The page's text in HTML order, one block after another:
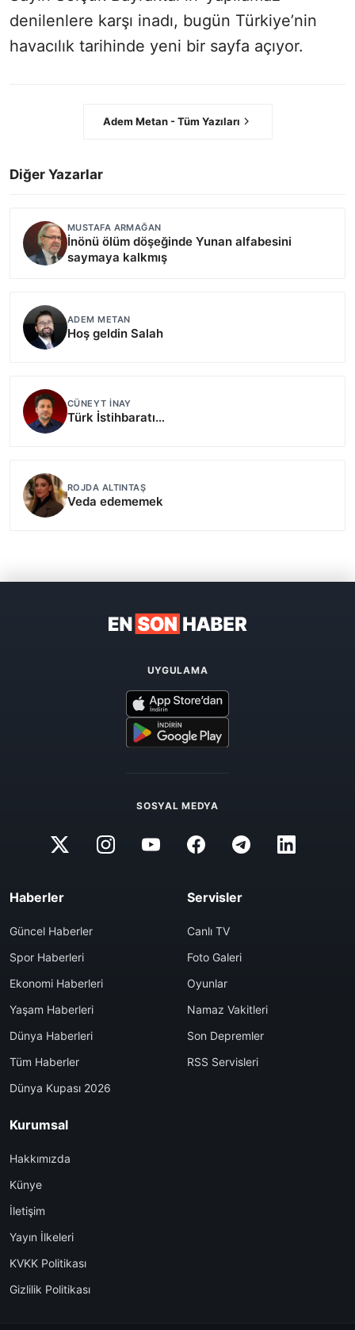
denilenlere karşı inadı, bugün Türkiye’nin
havacılık tarihinde yeni bir sayfa açıyor.
Adem Metan - Tüm Yazıları
Diğer Yazarlar
MUSTAFA ARMAĞAN
İnönü ölüm döşeğinde Yunan alfabesini
saymaya kalkmış
ADEM METAN
Hoş geldin Salah
CÜNEYT İNAY
Türk İstihbaratı…
ROJDA ALTINTAŞ
Veda edememek
UYGULAMA
SOSYAL MEDYA
Haberler
Güncel Haberler
Spor Haberleri
Ekonomi Haberleri
Yaşam Haberleri
Dünya Haberleri
Tüm Haberler
Dünya Kupası 2026
Servisler
Canlı TV
Foto Galeri
Oyunlar
Namaz Vakitleri
Son Depremler
RSS Servisleri
Kurumsal
Hakkımızda
Künye
İletişim
Yayın İlkeleri
KVKK Politikası
Gizlilik Politikası